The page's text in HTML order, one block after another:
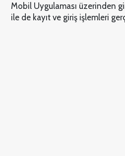
Mobil Uygulaması üzerinden
ile de kayıt ve giriş işlemleri